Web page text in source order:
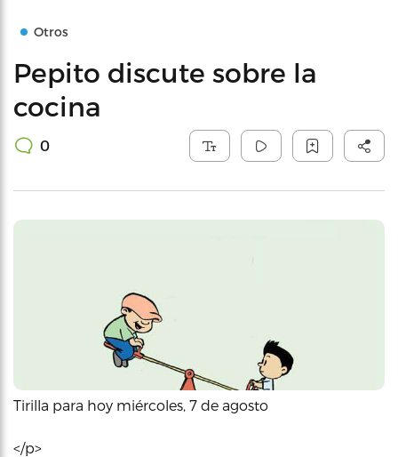
Otros
Pepito discute sobre la
cocina
0
Tirilla para hoy miércoles, 7 de agosto
</p>